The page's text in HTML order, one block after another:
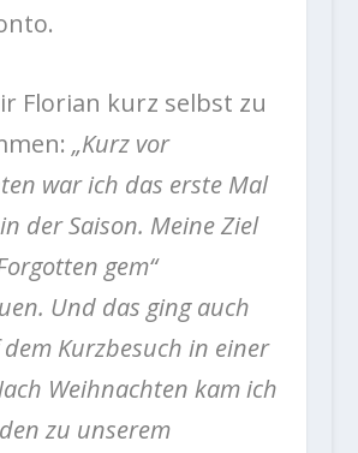
Florian kurz selbst zu
„Kurz vor
war ich das erste Mal
der Saison. Meine Ziel
gem“
Und das ging auch
Kurzbesuch in einer
Weihnachten kam ich
zu unserem